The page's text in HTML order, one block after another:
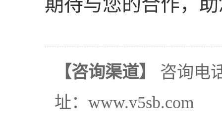
【咨询渠道】
咨询电
址：www.v5sb.com